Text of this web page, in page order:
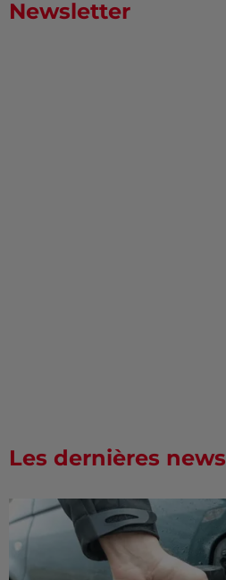
Newsletter
Les dernières news